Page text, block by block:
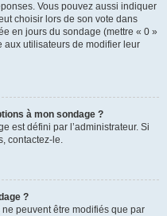
Vous pouvez aussi indiquer
choisir lors de son vote dans
en jours du sondage (mettre « 0 »
aux utilisateurs de modifier leur
à mon sondage ?
est défini par l’administrateur. Si
contactez-le.
?
peuvent être modifiés que par